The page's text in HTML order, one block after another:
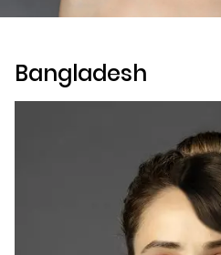
Bangladesh